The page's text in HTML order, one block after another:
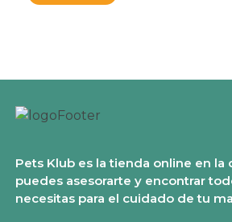
Pets Klub es la tienda online en la
puedes asesorarte y encontrar
necesitas para el cuidado de tu